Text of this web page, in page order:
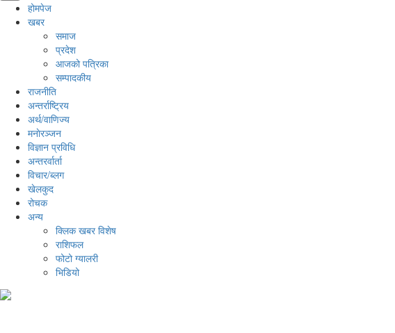
होमपेज
खबर
समाज
प्रदेश
आजको पत्रिका
सम्पादकीय
राजनीति
अन्तर्राष्ट्रिय
अर्थ/वाणिज्य
मनाेरञ्जन
विज्ञान प्रविधि
अन्तरर्वार्ता
विचार/ब्लग
खेलकुद
रोचक
अन्य
क्लिक खबर विशेष
राशिफल
फोटो ग्यालरी
भिडियो